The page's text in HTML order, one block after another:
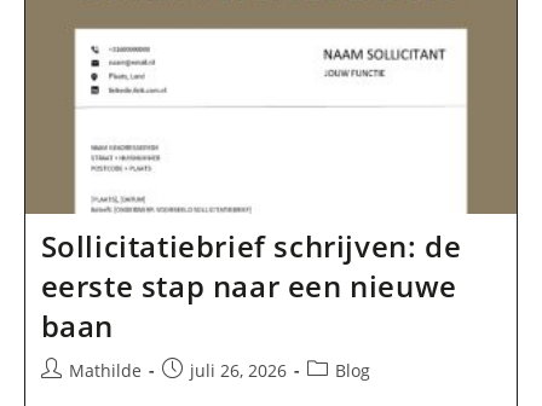
Sollicitatiebrief schrijven: de
eerste stap naar een nieuwe
baan
BerichtMathilde
Berichtjuli 26, 2026 Berichtcategorie:
Blog